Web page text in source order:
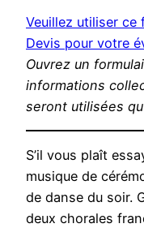
Veuillez utiliser ce
Devis pour votre
Ouvrez un
informations
seront utilisées
S’il vous plaît
musique de
de danse du soir.
deux chorales